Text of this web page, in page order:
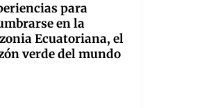
para
en la
Ecuatoriana, el
verde del mundo